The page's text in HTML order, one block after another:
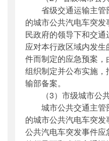
省级交通运输主管
的城市公共汽电车突
民政府的领导下和交
应对本行政区域内发
件而制定的应急预案
组织制定并公布实施
输部备案。
（3）市级城市公共
城市公共交通主管
的城市公共汽电车突
公共汽电车突发事件